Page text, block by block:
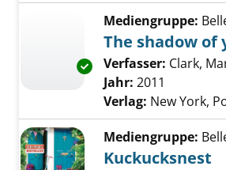
Exemplar-Details von
Mediengruppe:
The shadow of
Verfasser: Clark,
Jahr: 2011
Verlag: New York,
Mediengruppe:
Kuckucksnest